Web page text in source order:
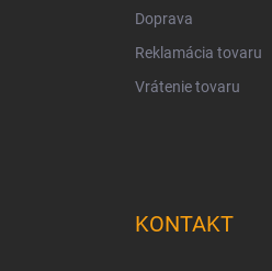
Doprava
Reklamácia tovaru
Vrátenie tovaru
KONTAKT